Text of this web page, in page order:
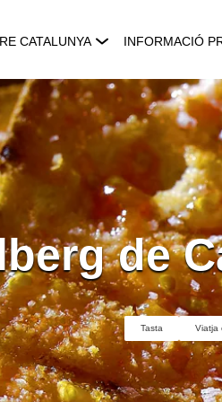
CATALUNYA INFORMACIÓ
de
Tasta Viatja